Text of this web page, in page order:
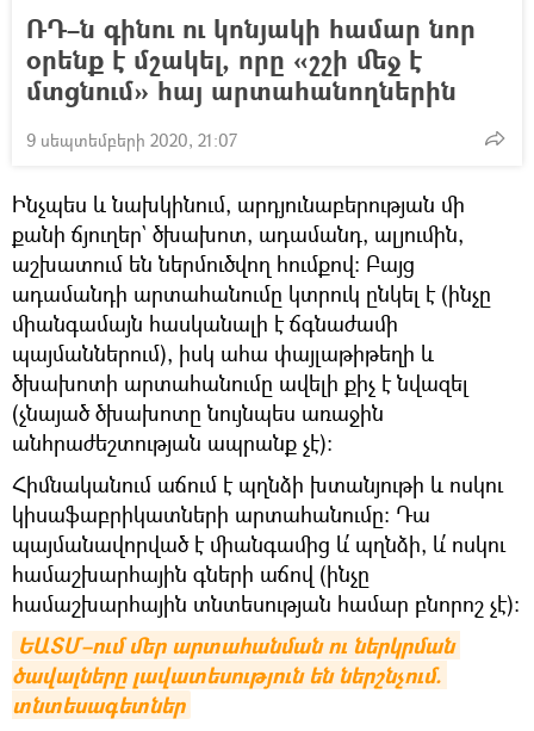
ՌԴ–ն գինու ու կոնյակի համար նոր
օրենք է մշակել, որը «շշի մեջ է
մտցնում» հայ արտահանողներին
9 սեպտեմբերի 2020, 21:07
Ինչպես և նախկինում, արդյունաբերության մի
քանի ճյուղեր` ծխախոտ, ադամանդ, ալյումին,
աշխատում են ներմուծվող հումքով: Բայց
ադամանդի արտահանումը կտրուկ ընկել է (ինչը
միանգամայն հասկանալի է ճգնաժամի
պայմաններում), իսկ ահա փայլաթիթեղի և
ծխախոտի արտահանումը ավելի քիչ է նվազել
(չնայած ծխախոտը նույնպես առաջին
անհրաժեշտության ապրանք չէ)։
Հիմնականում աճում է պղնձի խտանյութի և ոսկու
կիսաֆաբրիկատների արտահանումը: Դա
պայմանավորված է միանգամից և՛ պղնձի, և՛ ոսկու
համաշխարհային գների աճով (ինչը
համաշխարհային տնտեսության համար բնորոշ չէ)։
ԵԱՏՄ–ում մեր արտահանման ու ներկրման
ծավալները լավատեսություն են ներշնչում.
տնտեսագետներ